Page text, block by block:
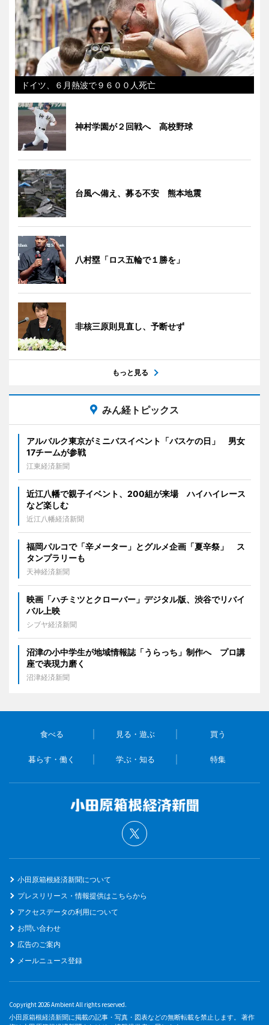
ドイツ、６月熱波で９６００人死亡
神村学園が２回戦へ 高校野球
台風へ備え、募る不安 熊本地震
八村塁「ロス五輪で１勝を」
非核三原則見直し、予断せず
もっと見る
みん経トピックス
アルバルク東京がミニバスイベント「バスケの日」 男女
17チームが参戦
江東経済新聞
近江八幡で親子イベント、200組が来場 ハイハイレース
など楽しむ
近江八幡経済新聞
福岡パルコで「辛メーター」とグルメ企画「夏辛祭」 ス
タンプラリーも
天神経済新聞
映画「ハチミツとクローバー」デジタル版、渋谷でリバイ
バル上映
シブヤ経済新聞
沼津の小中学生が地域情報誌「うらっち」制作へ プロ講
座で表現力磨く
沼津経済新聞
食べる 見る・遊ぶ 買う
暮らす・働く 学ぶ・知る 特集
小田原箱根経済新聞について
プレスリリース・情報提供はこちらから
アクセスデータの利用について
お問い合わせ
広告のご案内
メールニュース登録
Copyright 2026 Ambient All rights reserved.
小田原箱根経済新聞に掲載の記事・写真・図表などの無断転載を禁止します。 著作